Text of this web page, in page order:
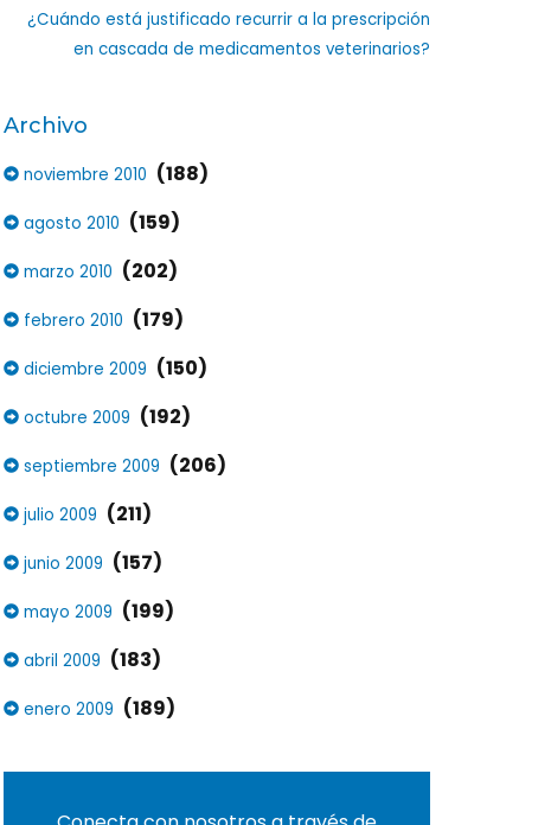
¿Cuándo está justificado recurrir a la prescripción
en cascada de medicamentos veterinarios?
Archivo
noviembre 2010 (188)
agosto 2010 (159)
marzo 2010 (202)
febrero 2010 (179)
diciembre 2009 (150)
octubre 2009 (192)
septiembre 2009 (206)
julio 2009 (211)
junio 2009 (157)
mayo 2009 (199)
abril 2009 (183)
enero 2009 (189)